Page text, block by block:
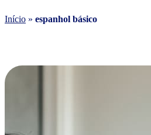
Início » espanhol básico